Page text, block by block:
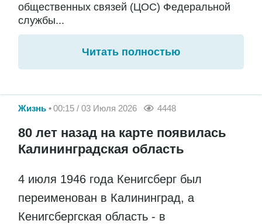
общественных связей (ЦОС) Федеральной
службы...
Читать полностью
Жизнь 00:15 / 03 Июля 2026 4448
80 лет назад на карте появилась
Калининградская область
4 июля 1946 года Кенигсберг был
переименован в Калининград, а
Кенигсбергская область - в